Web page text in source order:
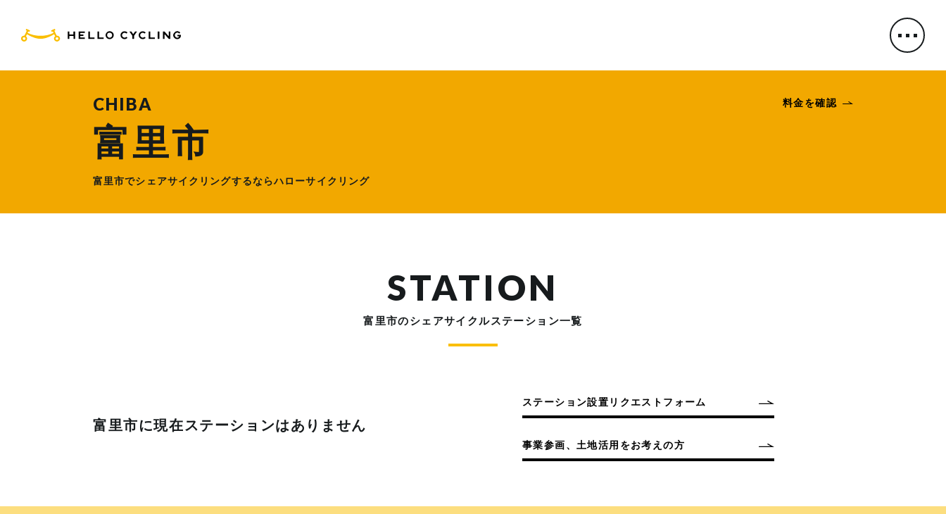
CHIBA
富里市
富里市でシェアサイクリングするならハローサイクリング
料金を確認
STATION
富里市のシェアサイクルステーション一覧
富里市に現在ステーションはありません
ステーション設置リクエストフォーム
事業参画、土地活用をお考えの方